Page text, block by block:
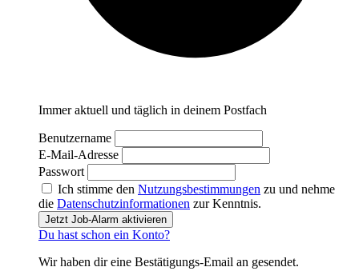
Immer aktuell und täglich in deinem Postfach
Benutzername
E-Mail-Adresse
Passwort
Ich stimme den Nutzungsbestimmungen zu und nehme
die Datenschutzinformationen zur Kenntnis.
Jetzt Job-Alarm aktivieren
Du hast schon ein Konto?
Wir haben dir eine Bestätigungs-Email an gesendet.